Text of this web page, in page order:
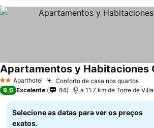
2 EstrelasAparthotel Conforto de casa nos quartos
Apartamentos y Habitaciones
9,0 Excelente 84 a 11.7 km de Torre de
Selecione as datas para ver os preços
exatos.